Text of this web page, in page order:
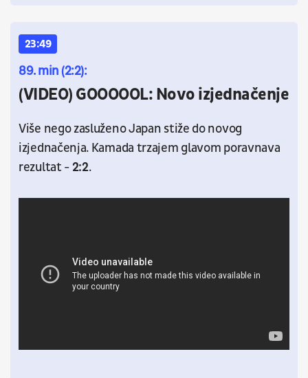
23:49
89. min (2:2):
(VIDEO) GOOOOOL: Novo izjednačenje
Više nego zasluženo Japan stiže do novog
izjednačenja. Kamada trzajem glavom poravnava
rezultat - 2:2.